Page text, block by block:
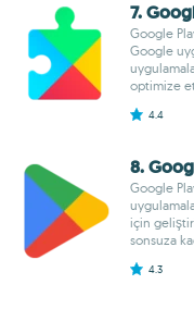
7.
Google
Google
optimize
4.4
8.
Google
için
sonsuza
4.3